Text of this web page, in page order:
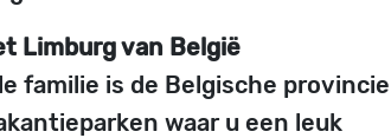
Limburg van België
familie is de Belgische provincie
waar u een leuk